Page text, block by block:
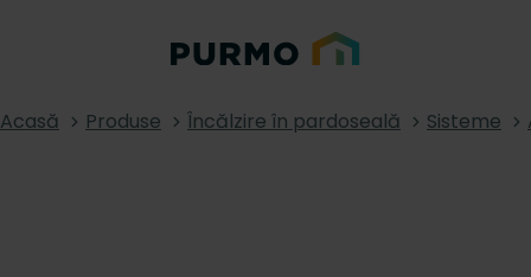
Acasă Produse Încălzire în pardoseală Sisteme